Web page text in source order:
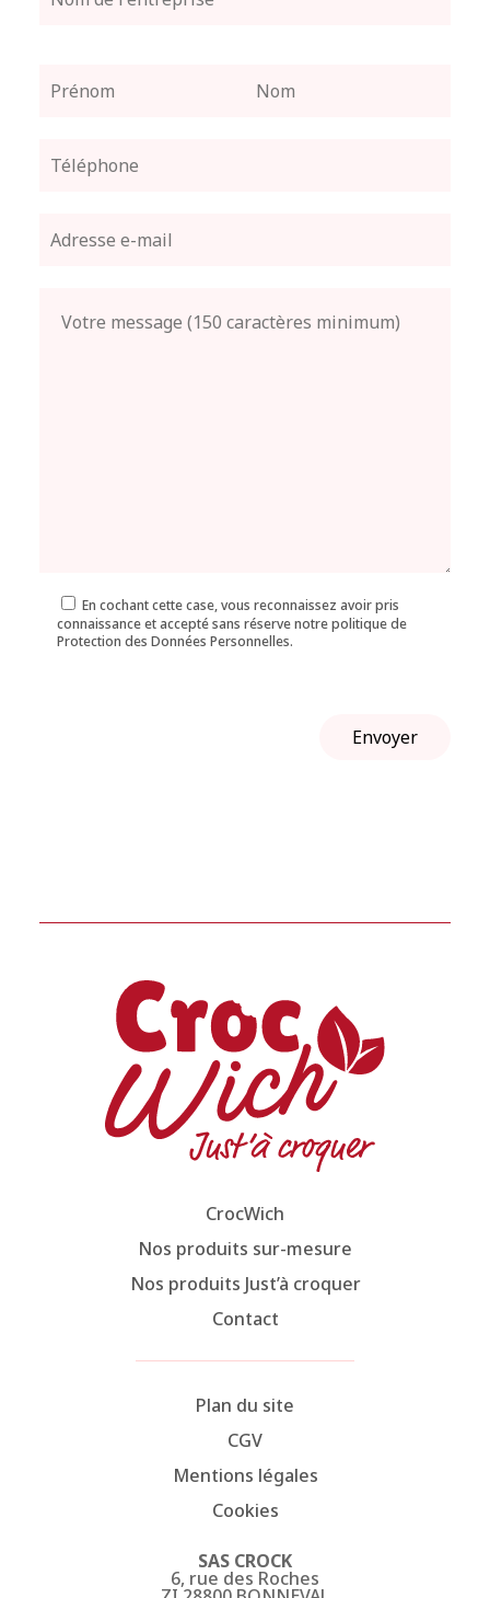
En cochant cette case, vous reconnaissez avoir pris
connaissance et accepté sans réserve notre politique de
Protection des Données Personnelles.
CrocWich
Nos produits sur-mesure
Nos produits Just’à croquer
Contact
Plan du site
CGV
Mentions légales
Cookies
SAS CROCK
6, rue des Roches